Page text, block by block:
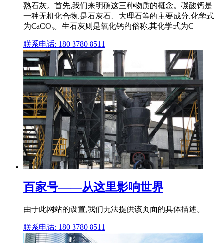
熟石灰。首先,我们来明确这三种物质的概念。碳酸钙是
一种无机化合物,是石灰石、大理石等的主要成分,化学式
为CaCO₃。生石灰则是氧化钙的俗称,其化学式为C
联系电话: 180 3780 8511
百家号——从这里影响世界
由于此网站的设置,我们无法提供该页面的具体描述。
联系电话: 180 3780 8511